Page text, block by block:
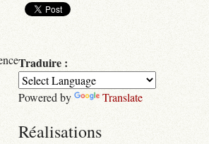
Traduire :
Powered by Translate
Réalisations